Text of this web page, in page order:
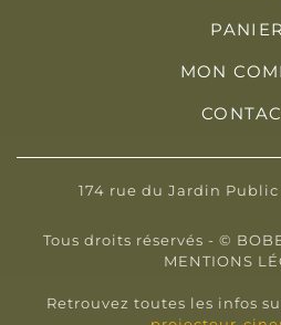
PANIER
MON
174 rue du Jardin
Tous droits réservés - ©
MENTIONS
Retrouvez toutes les infos